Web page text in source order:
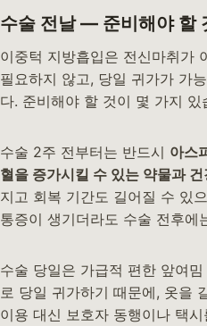
수술 전날 — 준비해야 할
이중턱 지방흡입은 전신마취가
필요하지 않고, 당일 귀가가 가
다. 준비해야 할 것이 몇 가지 있
수술 2주 전부터는 반드시 아스
혈을 증가시킬 수 있는 약물과
지고 회복 기간도 길어질 수 있
통증이 생기더라도 수술 전후에
수술 당일은 가급적 편한 앞여
로 당일 귀가하기 때문에, 옷을
이용 대신 보호자 동행이나 택